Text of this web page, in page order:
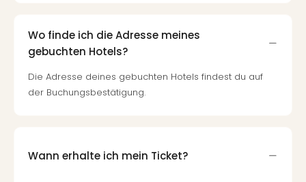
Wo finde ich die Adresse meines
gebuchten Hotels?
Die Adresse deines gebuchten Hotels findest du auf
der Buchungsbestätigung.
Wann erhalte ich mein Ticket?